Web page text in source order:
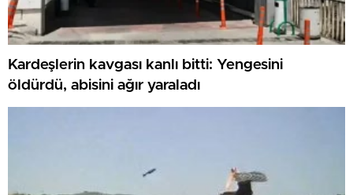
Kardeşlerin kavgası kanlı bitti: Yengesini
öldürdü, abisini ağır yaraladı